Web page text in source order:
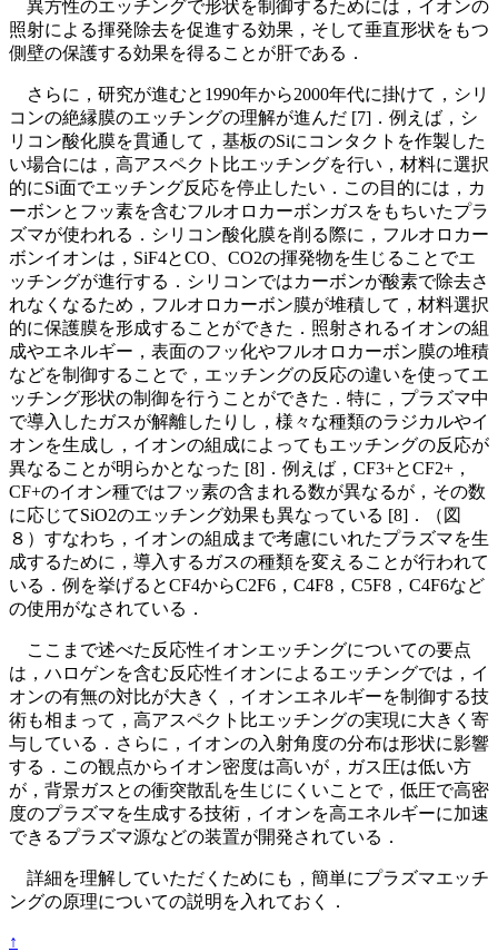
異方性のエッチングで形状を制御するためには，イオンの
照射による揮発除去を促進する効果，そして垂直形状をもつ
側壁の保護する効果を得ることが肝である．
さらに，研究が進むと1990年から2000年代に掛けて，シリ
コンの絶縁膜のエッチングの理解が進んだ [7]．例えば，シ
リコン酸化膜を貫通して，基板のSiにコンタクトを作製した
い場合には，高アスペクト比エッチングを行い，材料に選択
的にSi面でエッチング反応を停止したい．この目的には，カ
ーボンとフッ素を含むフルオロカーボンガスをもちいたプラ
ズマが使われる．シリコン酸化膜を削る際に，フルオロカー
ボンイオンは，SiF4とCO、CO2の揮発物を生じることでエ
ッチングが進行する．シリコンではカーボンが酸素で除去さ
れなくなるため，フルオロカーボン膜が堆積して，材料選択
的に保護膜を形成することができた．照射されるイオンの組
成やエネルギー，表面のフッ化やフルオロカーボン膜の堆積
などを制御することで，エッチングの反応の違いを使ってエ
ッチング形状の制御を行うことができた．特に，プラズマ中
で導入したガスが解離したりし，様々な種類のラジカルやイ
オンを生成し，イオンの組成によってもエッチングの反応が
異なることが明らかとなった [8]．例えば，CF3+とCF2+，
CF+のイオン種ではフッ素の含まれる数が異なるが，その数
に応じてSiO2のエッチング効果も異なっている [8]．（図
８）すなわち，イオンの組成まで考慮にいれたプラズマを生
成するために，導入するガスの種類を変えることが行われて
いる．例を挙げるとCF4からC2F6，C4F8，C5F8，C4F6など
の使用がなされている．
ここまで述べた反応性イオンエッチングについての要点
は，ハロゲンを含む反応性イオンによるエッチングでは，イ
オンの有無の対比が大きく，イオンエネルギーを制御する技
術も相まって，高アスペクト比エッチングの実現に大きく寄
与している．さらに，イオンの入射角度の分布は形状に影響
する．この観点からイオン密度は高いが，ガス圧は低い方
が，背景ガスとの衝突散乱を生じにくいことで，低圧で高密
度のプラズマを生成する技術，イオンを高エネルギーに加速
できるプラズマ源などの装置が開発されている．
詳細を理解していただくためにも，簡単にプラズマエッチ
ングの原理についての説明を入れておく．
↑